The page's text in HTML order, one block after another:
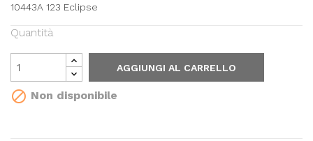
10443A 123 Eclipse
Quantità
AGGIUNGI AL CARRELLO
 Non disponibile